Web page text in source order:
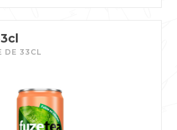
DE 33CL